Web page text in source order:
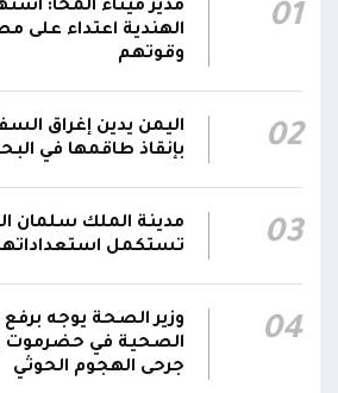
00:28
الفرقتين الأولى والثالثة
وثبات المقاتلين في مواقعهم
00:26
الفريق أول ركن طارق صالح
هاتفيين قائدي الفرقتين
استشهاد عدد من الأبطال
اللجنة الأمنية بحضرموت
الحوثي على القوات المسلحة
العمليات الأمنية والعسكرية
والاستقرار
جدد #المكتب_السياسي
01
مدير ميناء المخا:
الهندية اعتداء على
وقوتهم
02
اليمن يدين إغراق
بإنقاذ طاقمها في
03
مدينة الملك سلمان
تستكمل استعداداتها
04
وزير الصحة يوجه برفع
الصحية في حضرموت
جرحى الهجوم الحوثي